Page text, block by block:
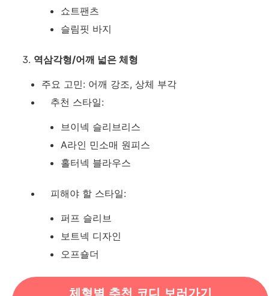
쇼트팬츠
슬림핏 바지
역삼각형/어깨 넓은 체형
주요 고민: 어깨 강조, 상체 부각
추천 스타일:
브이넥 슬리브리스
A라인 민소매 원피스
홀터넥 블라우스
피해야 할 스타일:
퍼프 슬리브
보트넥 디자인
오프숄더
체형별 추천 코디 보러가기